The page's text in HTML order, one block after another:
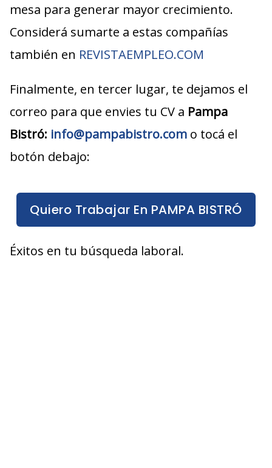
mesa para generar mayor crecimiento.
Considerá sumarte a estas compañías
también en REVISTAEMPLEO.COM
Finalmente, en tercer lugar, te dejamos el
correo para que envies tu CV a Pampa
Bistró: info@pampabistro.com o tocá el
botón debajo:
Quiero Trabajar En PAMPA BISTRÓ
Éxitos en tu búsqueda laboral.